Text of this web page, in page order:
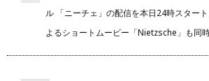
ル 「ニーチェ」の配信を本日24時スター
よるショートムービー「Nietzsche」も同